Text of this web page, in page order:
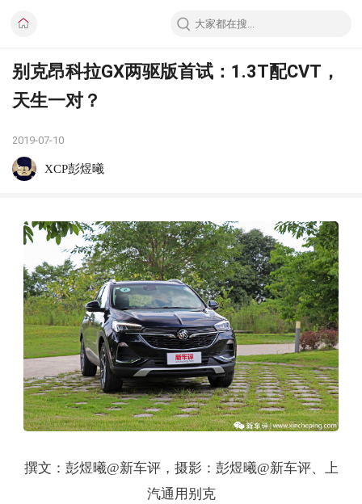
别克昂科拉GX两驱版首试：1.3T配CVT，
天生一对？
2019-07-10
XCP彭煜曦
撰文：彭煜曦@新车评，摄影：彭煜曦@新车评、上
汽通用别克